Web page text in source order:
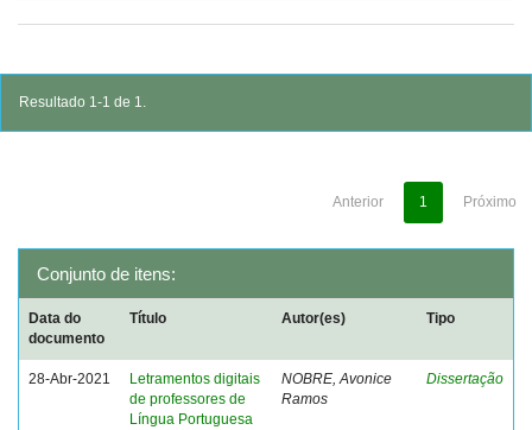
Resultado 1-1 de 1.
Anterior 1 Próximo
Conjunto de itens:
Data do
documento
Título Autor(es) Tipo
28-Abr-2021
Letramentos digitais
de professores de
Língua Portuguesa
NOBRE, Avonice
Ramos
Dissertação